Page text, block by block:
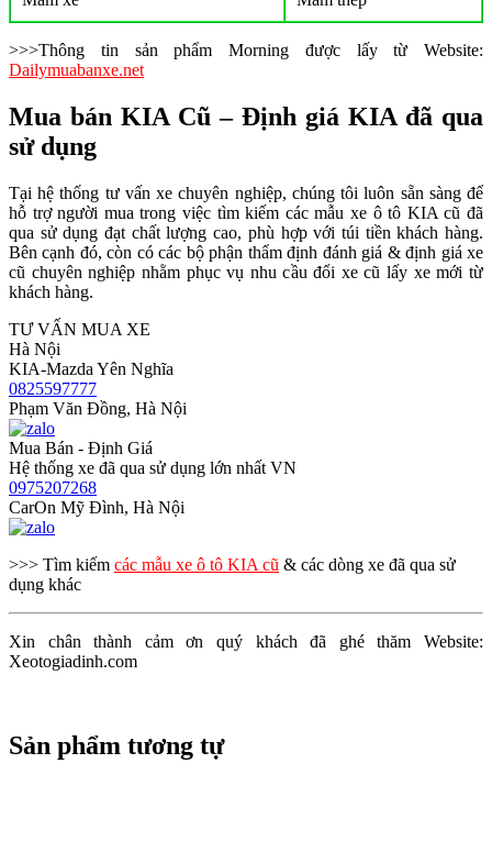
>>>Thông tin sản phẩm Morning được lấy từ Website:
Dailymuabanxe.net
Mua bán KIA Cũ – Định giá KIA đã qua
sử dụng
Tại hệ thống tư vấn xe chuyên nghiệp, chúng tôi luôn sẵn sàng để
hỗ trợ người mua trong việc tìm kiếm các mẫu xe ô tô KIA cũ đã
qua sử dụng đạt chất lượng cao, phù hợp với túi tiền khách hàng.
Bên cạnh đó, còn có các bộ phận thẩm định đánh giá & định giá xe
cũ chuyên nghiệp nhằm phục vụ nhu cầu đổi xe cũ lấy xe mới từ
khách hàng.
TƯ VẤN MUA XE
Hà Nội
KIA-Mazda Yên Nghĩa
0825597777
Phạm Văn Đồng, Hà Nội
Mua Bán - Định Giá
Hệ thống xe đã qua sử dụng lớn nhất VN
0975207268
CarOn Mỹ Đình, Hà Nội
>>> Tìm kiếm các mẫu xe ô tô KIA cũ & các dòng xe đã qua sử
dụng khác
Xin chân thành cảm ơn quý khách đã ghé thăm Website:
Xeotogiadinh.com
Sản phẩm tương tự